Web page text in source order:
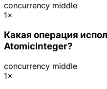
concurrency middle
1×
Какая операция
AtomicInteger?
concurrency middle
1×